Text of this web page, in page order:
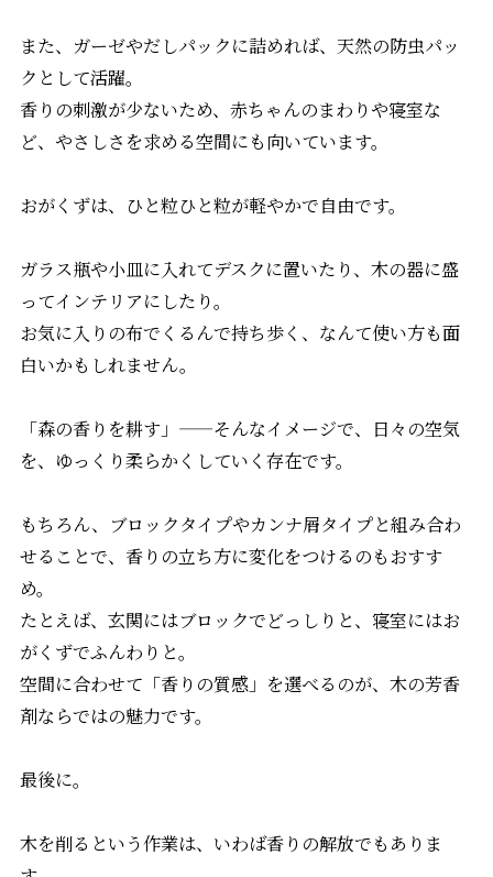
また、ガーゼやだしパックに詰めれば、天然の防虫パッ
クとして活躍。
香りの刺激が少ないため、赤ちゃんのまわりや寝室な
ど、やさしさを求める空間にも向いています。
おがくずは、ひと粒ひと粒が軽やかで自由です。
ガラス瓶や小皿に入れてデスクに置いたり、木の器に盛
ってインテリアにしたり。
お気に入りの布でくるんで持ち歩く、なんて使い方も面
白いかもしれません。
「森の香りを耕す」——そんなイメージで、日々の空気
を、ゆっくり柔らかくしていく存在です。
もちろん、ブロックタイプやカンナ屑タイプと組み合わ
せることで、香りの立ち方に変化をつけるのもおすす
め。
たとえば、玄関にはブロックでどっしりと、寝室にはお
がくずでふんわりと。
空間に合わせて「香りの質感」を選べるのが、木の芳香
剤ならではの魅力です。
最後に。
木を削るという作業は、いわば香りの解放でもありま